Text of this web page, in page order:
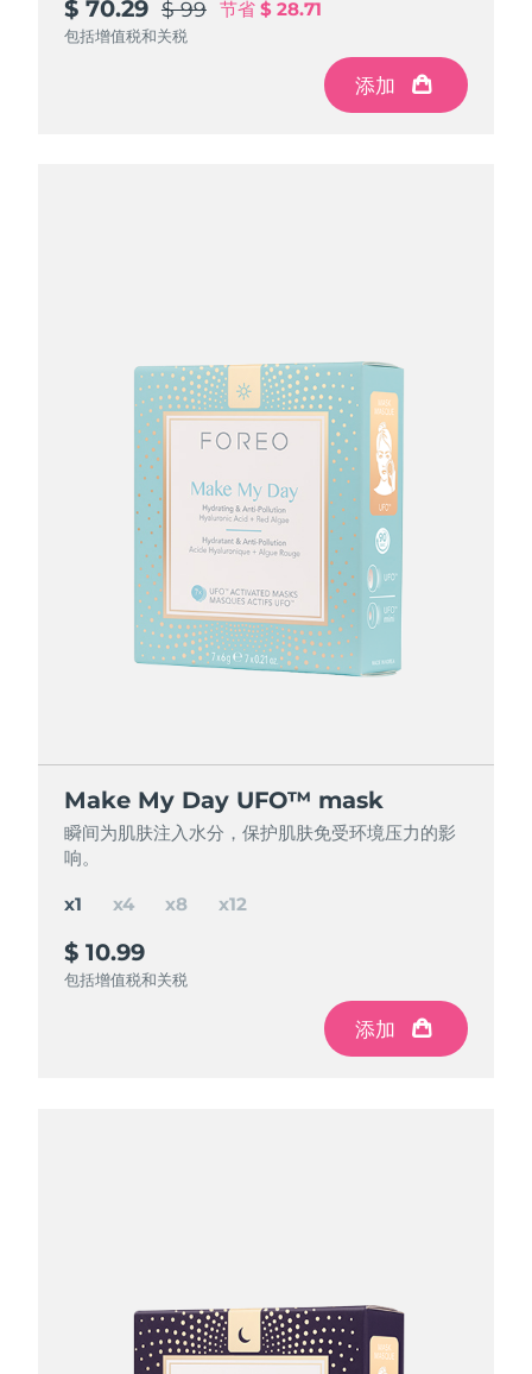
$ 70.29 $ 99 节省 $ 28.71
包括增值税和关税
添加
$ 70.29 $ 99 节省 $ 28.71
包括增值税和关税
添加
$ 70.29 $ 99 节省 $ 28.71
包括增值税和关税
添加
Make My Day UFO™ mask
瞬间为肌肤注入水分，保护肌肤免受环境压力的影
响。
$ 10.99
包括增值税和关税
添加
Make My Day UFO™ mask
瞬间为肌肤注入水分，保护肌肤免受环境压力的影
响。
$ 37 $ 43.96
包括增值税和关税
添加
Make My Day UFO™ mask
瞬间为肌肤注入水分，保护肌肤免受环境压力的影
响。
$ 65 $ 87.92
包括增值税和关税
添加
Make My Day UFO™ mask
瞬间为肌肤注入水分，保护肌肤免受环境压力的影
响。
$ 85 $ 131.88
包括增值税和关税
添加
x1 x4 x8 x12